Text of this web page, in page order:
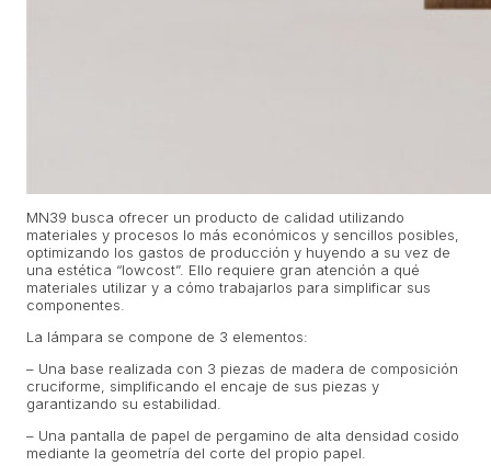
MN39 busca ofrecer un producto de calidad utilizando
materiales y procesos lo más económicos y sencillos posibles,
optimizando los gastos de producción y huyendo a su vez de
una estética “lowcost”. Ello requiere gran atención a qué
materiales utilizar y a cómo trabajarlos para simplificar sus
componentes.
La lámpara se compone de 3 elementos:
– Una base realizada con 3 piezas de madera de composición
cruciforme, simplificando el encaje de sus piezas y
garantizando su estabilidad.
– Una pantalla de papel de pergamino de alta densidad cosido
mediante la geometría del corte del propio papel.